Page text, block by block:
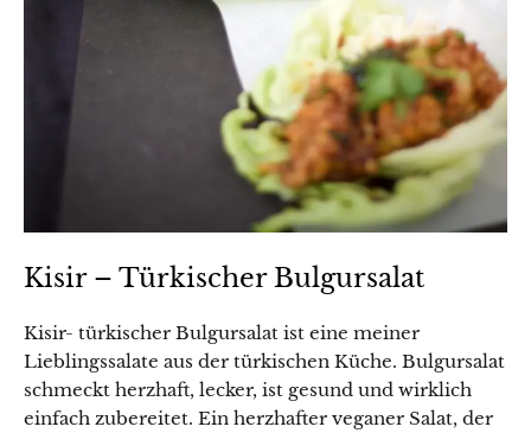
Kisir – Türkischer Bulgursalat
Kisir- türkischer Bulgursalat ist eine meiner
Lieblingssalate aus der türkischen Küche. Bulgursalat
schmeckt herzhaft, lecker, ist gesund und wirklich
einfach zubereitet. Ein herzhafter veganer Salat, der